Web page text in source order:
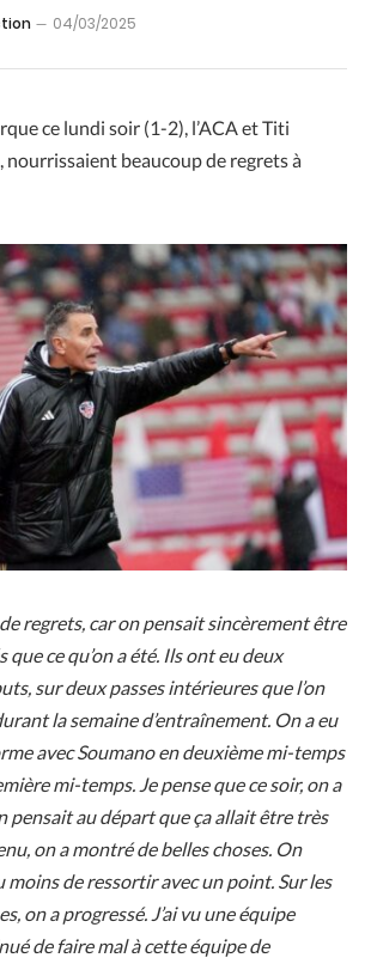
04/03/2025
ce lundi soir (1-2), l’ACA et Titi
nourrissaient beaucoup de regrets à
regrets, car on pensait sincèrement être
ce qu’on a été. Ils ont eu deux
sur deux passes intérieures que l’on
la semaine d’entraînement. On a eu
avec Soumano en deuxième mi-temps
mi-temps. Je pense que ce soir, on a
pensait au départ que ça allait être très
on a montré de belles choses. On
moins de ressortir avec un point. Sur les
on a progressé. J’ai vu une équipe
de faire mal à cette équipe de